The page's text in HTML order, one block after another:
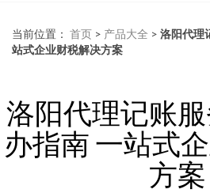
当前位置： 首页 > 产品大全 > 洛阳代理
站式企业财税解决方案
洛阳代理记账
办指南 一站式
方案